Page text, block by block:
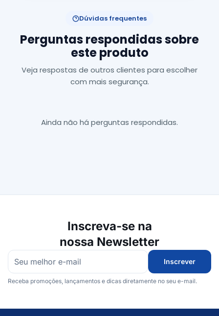
Dúvidas frequentes
Perguntas respondidas sobre
este produto
Veja respostas de outros clientes para escolher
com mais segurança.
Ainda não há perguntas respondidas.
Inscreva-se na
nossa Newsletter
Inscrever
Receba promoções, lançamentos e dicas diretamente no seu e-mail.